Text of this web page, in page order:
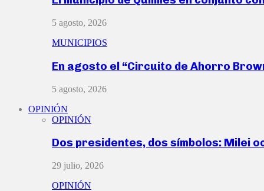
5 agosto, 2026
MUNICIPIOS
En agosto el “Circuito de Ahorro
5 agosto, 2026
OPINIÓN
OPINIÓN
Dos presidentes, dos símbolos: Milei
29 julio, 2026
OPINIÓN